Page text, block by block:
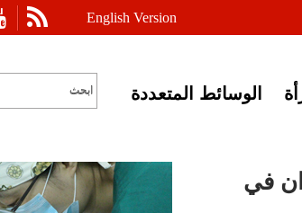
English Version
الوسائط المتعددة
الإخوان في